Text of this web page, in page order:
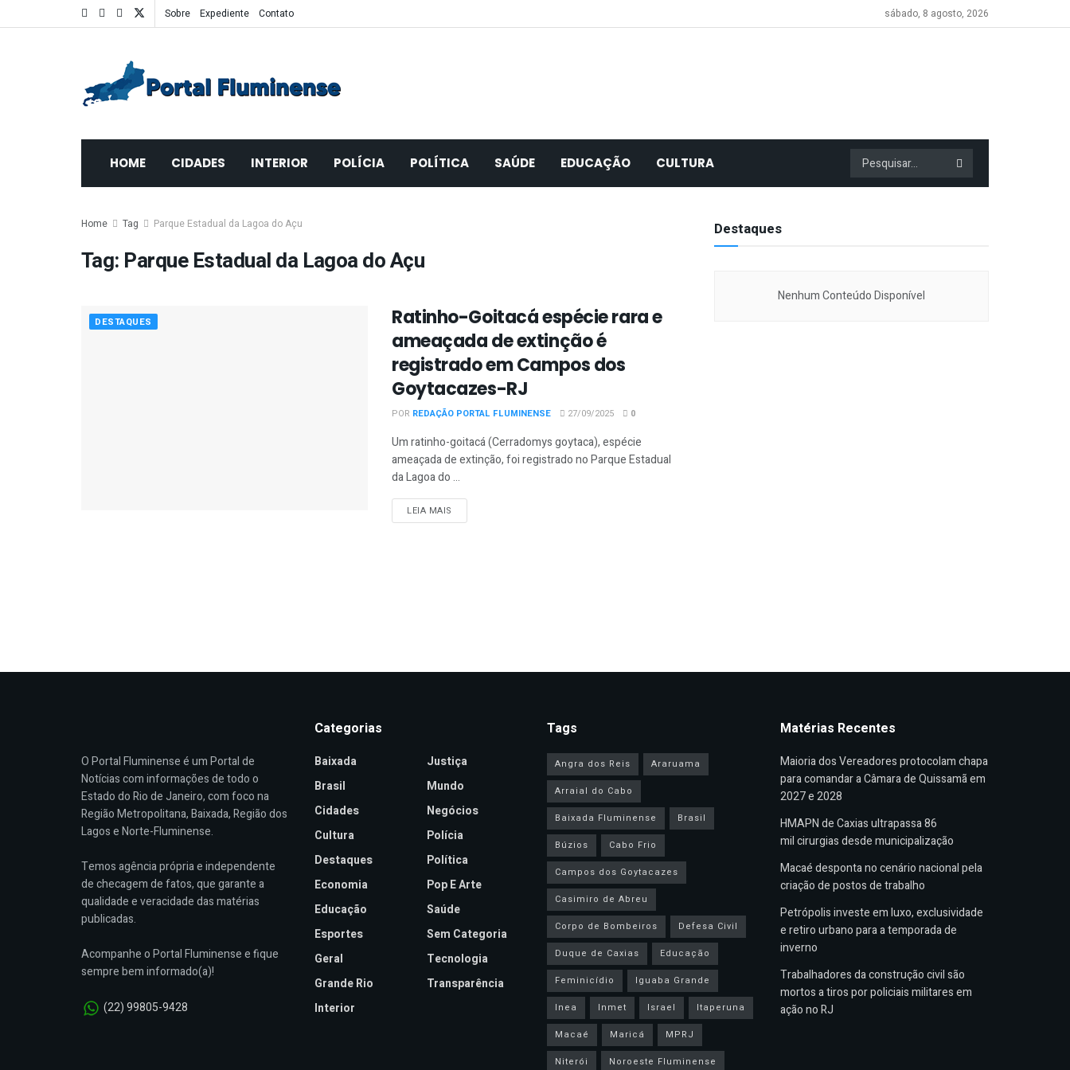
Sobre Expediente Contato sábado, 8 agosto, 2026
HOME CIDADES INTERIOR POLÍCIA POLÍTICA SAÚDE EDUCAÇÃO CULTURA
Home Tag Parque Estadual da Lagoa do Açu
Tag: Parque Estadual da Lagoa do Açu
DESTAQUES
Ratinho-Goitacá espécie rara e
ameaçada de extinção é
registrado em Campos dos
Goytacazes-RJ
POR REDAÇÃO PORTAL FLUMINENSE 27/09/2025 0
Um ratinho-goitacá (Cerradomys goytaca), espécie
ameaçada de extinção, foi registrado no Parque Estadual
da Lagoa do ...
LEIA MAIS
Destaques
Nenhum Conteúdo Disponível
O Portal Fluminense é um Portal de
Notícias com informações de todo o
Estado do Rio de Janeiro, com foco na
Região Metropolitana, Baixada, Região dos
Lagos e Norte-Fluminense.
Temos agência própria e independente
de checagem de fatos, que garante a
qualidade e veracidade das matérias
publicadas.
Acompanhe o Portal Fluminense e fique
sempre bem informado(a)!
(22) 99805-9428
Categorias
Baixada
Brasil
Cidades
Cultura
Destaques
Economia
Educação
Esportes
Geral
Grande Rio
Interior
Justiça
Mundo
Negócios
Polícia
Política
Pop E Arte
Saúde
Sem Categoria
Tecnologia
Transparência
Tags
Angra dos Reis
Araruama
Arraial do Cabo
Baixada Fluminense
Brasil
Búzios
Cabo Frio
Campos dos Goytacazes
Casimiro de Abreu
Corpo de Bombeiros
Defesa Civil
Duque de Caxias
Educação
Feminicídio
Iguaba Grande
Inea
Inmet Israel
Itaperuna
Macaé
Maricá
MPRJ
Niterói
Noroeste Fluminense
Matérias Recentes
Maioria dos Vereadores protocolam chapa
para comandar a Câmara de Quissamã em
2027 e 2028
HMAPN de Caxias ultrapassa 86
mil cirurgias desde municipalização
Macaé desponta no cenário nacional pela
criação de postos de trabalho
Petrópolis investe em luxo, exclusividade
e retiro urbano para a temporada de
inverno
Trabalhadores da construção civil são
mortos a tiros por policiais militares em
ação no RJ